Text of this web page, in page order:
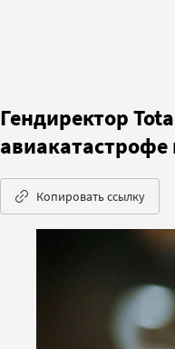
Гендиректор
авиакатастрофе
Копировать ссылку